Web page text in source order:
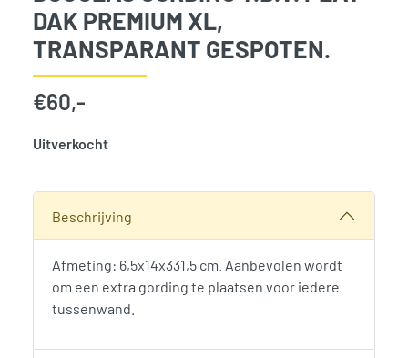
DAK PREMIUM XL,
TRANSPARANT GESPOTEN.
€60,-
Uitverkocht
Beschrijving
Afmeting: 6,5x14x331,5 cm. Aanbevolen wordt
om een extra gording te plaatsen voor iedere
tussenwand.